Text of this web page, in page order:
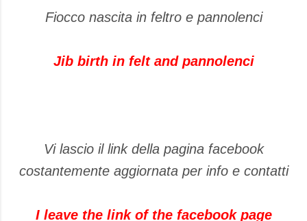
Fiocco nascita in feltro e pannolenci
Jib birth in felt and pannolenci
Vi lascio il link della pagina facebook
costantemente aggiornata per info e contatti
I leave the link of the facebook page